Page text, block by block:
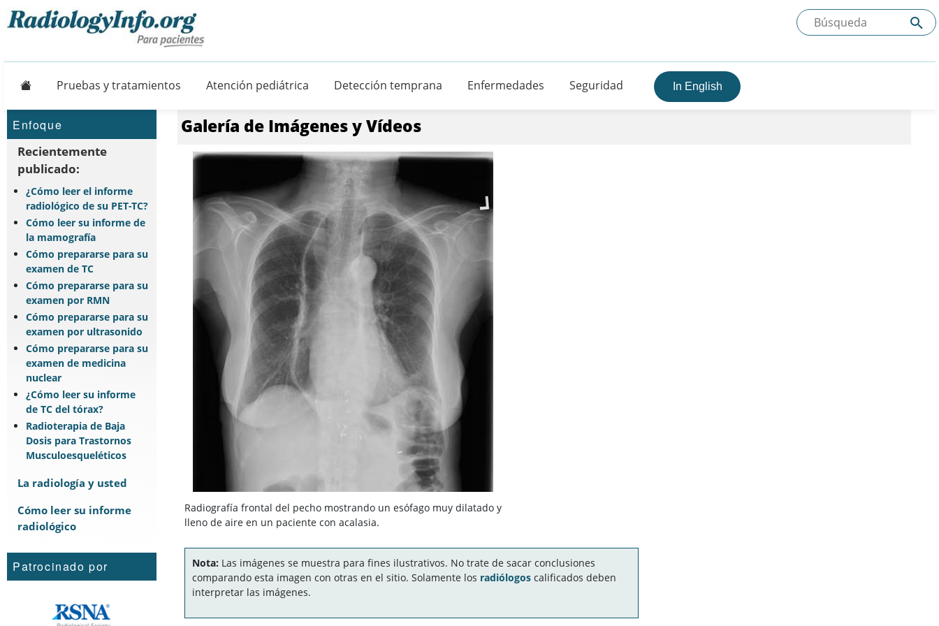
Pruebas y tratamientos Atención pediátrica Detección temprana Enfermedades Seguridad In English
Enfoque
Recientemente
publicado:
¿Cómo leer el informe
radiológico de su PET-TC?
Cómo leer su informe de
la mamografía
Cómo prepararse para su
examen de TC
Cómo prepararse para su
examen por RMN
Cómo prepararse para su
examen por ultrasonido
Cómo prepararse para su
examen de medicina
nuclear
¿Cómo leer su informe
de TC del tórax?
Radioterapia de Baja
Dosis para Trastornos
Musculoesqueléticos
La radiología y usted
Cómo leer su informe
radiológico
Patrocinado por
Galería de Imágenes y Vídeos
Radiografía frontal del pecho mostrando un esófago muy dilatado y
lleno de aire en un paciente con acalasia.
Nota: Las imágenes se muestra para fines ilustrativos. No trate de sacar conclusiones
comparando esta imagen con otras en el sitio. Solamente los radiólogos calificados deben
interpretar las imágenes.